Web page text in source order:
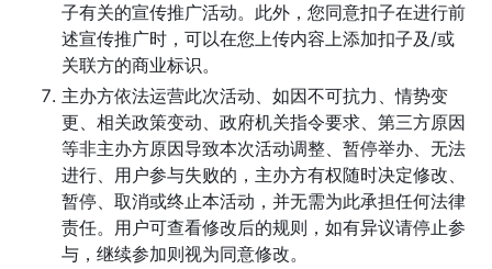
子有关的宣传推广活动。此外，您同意扣子在进行前
述宣传推广时，可以在您上传内容上添加扣子及/或
关联方的商业标识。
主办方依法运营此次活动、如因不可抗力、情势变
更、相关政策变动、政府机关指令要求、第三方原因
等非主办方原因导致本次活动调整、暂停举办、无法
进行、用户参与失败的，主办方有权随时决定修改、
暂停、取消或终止本活动，并无需为此承担任何法律
责任。用户可查看修改后的规则，如有异议请停止参
与，继续参加则视为同意修改。